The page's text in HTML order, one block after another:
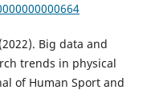
Big data and
trends in physical
of Human Sport and